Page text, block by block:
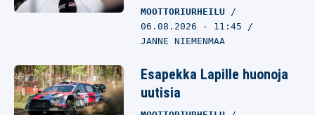
MOOTTORIURHEILU
06.08.2026 - 11:45
JANNE NIEMENMAA
Esapekka Lapille huonoja
uutisia